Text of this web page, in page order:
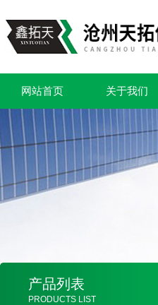
网站首页 关于我们
产品列表
PRODUCTS LIST